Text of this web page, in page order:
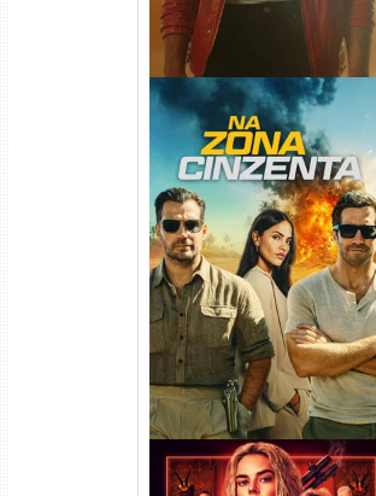
Na Zona Cinzenta Torrent
(2026) WEB-DL 1080p/4K
Dual Áudio